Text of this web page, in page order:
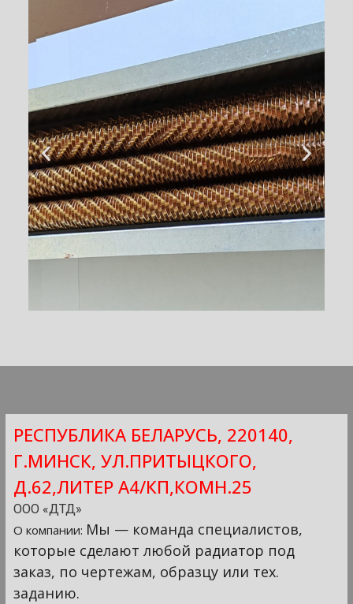
РЕСПУБЛИКА БЕЛАРУСЬ, 220140,
Г.МИНСК, УЛ.ПРИТЫЦКОГО,
Д.62,ЛИТЕР А4/КП,КОМН.25
ООО «ДТД»
О компании: Мы — команда специалистов,
которые сделают любой радиатор под
заказ, по чертежам, образцу или тех.
заданию.